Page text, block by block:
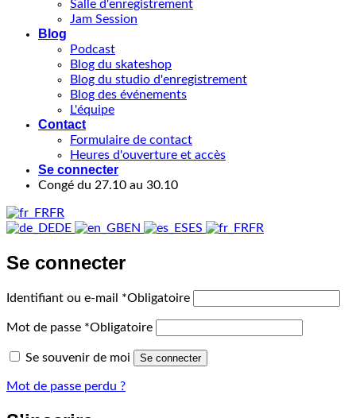
Salle d'enregistrement
Jam Session
Blog
Podcast
Blog du skateshop
Blog du studio d'enregistrement
Blog des événements
L'équipe
Contact
Formulaire de contact
Heures d'ouverture et accès
Se connecter
Congé du 27.10 au 30.10
FR
DE
EN ES FR
Se connecter
Identifiant ou e-mail *Obligatoire
Mot de passe *Obligatoire
Se souvenir de moi Se connecter
Mot de passe perdu ?